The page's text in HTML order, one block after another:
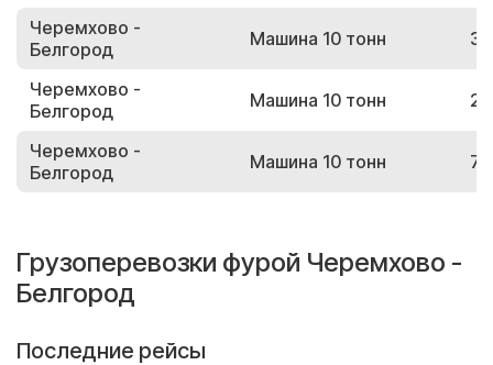
Черемхово -
Белгород
Машина 10 тонн
Черемхово -
Белгород
Машина 10 тонн
Черемхово -
Белгород
Машина 10 тонн
Грузоперевозки фурой Черемхово -
Белгород
Последние рейсы